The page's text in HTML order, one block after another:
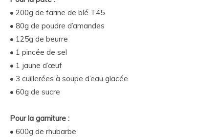
• 200g de farine de blé T45
• 80g de poudre d’amandes
• 125g de beurre
• 1 pincée de sel
• 1 jaune d’œuf
• 3 cuillerées à soupe d’eau glacée
• 60g de sucre
Pour la garniture :
• 600g de rhubarbe